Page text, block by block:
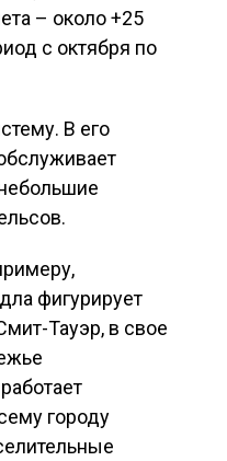
– около +25
с октября по
В его
фигурирует
Тауэр, в свое
городу